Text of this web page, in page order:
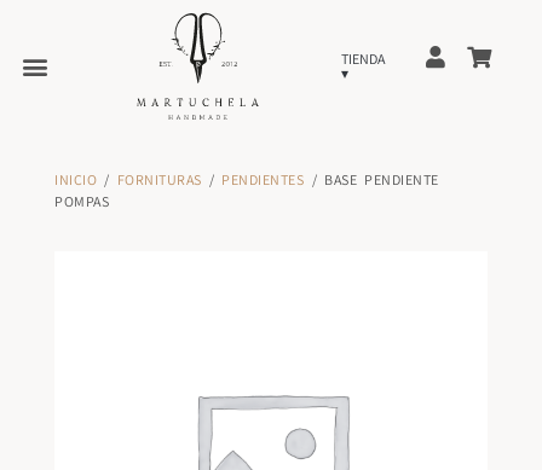
INICIO / FORNITURAS / PENDIENTES / BASE PENDIENTE
POMPAS